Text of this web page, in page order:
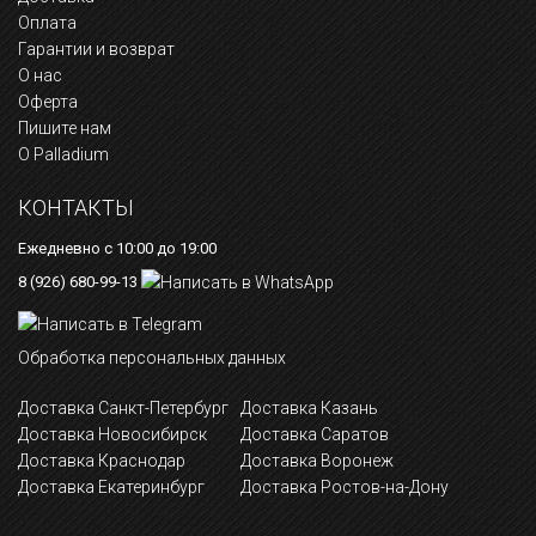
Оплата
Гарантии и возврат
О нас
Оферта
Пишите нам
О Palladium
КОНТАКТЫ
Ежедневно с 10:00 до 19:00
8 (926) 680-99-13
Обработка персональных данных
Доставка Санкт-Петербург
Доставка Новосибирск
Доставка Краснодар
Доставка Екатеринбург
Доставка Казань
Доставка Саратов
Доставка Воронеж
Доставка Ростов-на-Дону